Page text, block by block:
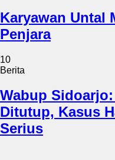
Karyawan Untal
Penjara
10
Berita
Wabup
Ditutup, Kasus
Serius